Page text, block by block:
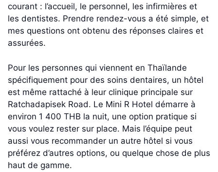
courant : l’accueil, le personnel, les infirmières et
les dentistes. Prendre rendez-vous a été simple, et
mes questions ont obtenu des réponses claires et
assurées.
Pour les personnes qui viennent en Thaïlande
spécifiquement pour des soins dentaires, un hôtel
est même rattaché à leur clinique principale sur
Ratchadapisek Road. Le Mini R Hotel démarre à
environ 1 400 THB la nuit, une option pratique si
vous voulez rester sur place. Mais l’équipe peut
aussi vous recommander un autre hôtel si vous
préférez d’autres options, ou quelque chose de plus
haut de gamme.